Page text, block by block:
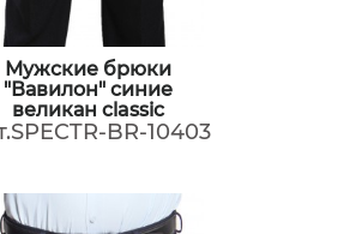
Мужские брюки
"Вавилон" синие
великан classic
BR-10403